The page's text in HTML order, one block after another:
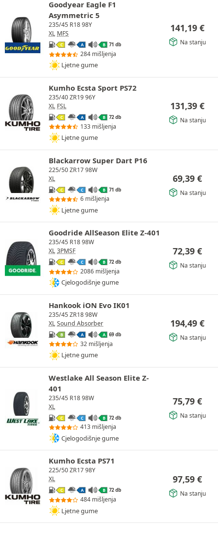
Goodyear Eagle F1
Asymmetric 5
235/45 R18 98Y
XL MFS
C A B 71 db
284 mišljenja
Ljetne gume
141,19 €
Na stanju
Kumho Ecsta Sport PS72
235/40 ZR19 96Y
XL FSL
C A B 72 db
133 mišljenja
Ljetne gume
131,39 €
Na stanju
Blackarrow Super Dart P16
225/50 ZR17 98W
XL
C C B 71 db
6 mišljenja
Ljetne gume
69,39 €
Na stanju
Goodride AllSeason Elite Z-401
235/45 R18 98W
XL 3PMSF
C C B 72 db
2086 mišljenja
Cjelogodišnje gume
72,39 €
Na stanju
Hankook iON Evo IK01
235/45 ZR18 98W
XL Sound Absorber
B A A 69 db
32 mišljenja
Ljetne gume
194,49 €
Na stanju
Westlake All Season Elite Z-
401
235/45 R18 98W
XL
C C B 72 db
413 mišljenja
Cjelogodišnje gume
75,79 €
Na stanju
Kumho Ecsta PS71
225/50 ZR17 98Y
XL
C A B 72 db
484 mišljenja
Ljetne gume
97,59 €
Na stanju